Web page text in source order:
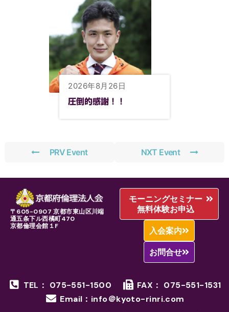
2026年8月26日
圧倒的感謝！！
PRV Event NXT Event
〒605-0907 京都市東山区川端
通五条下ル西橘町470
京都倫理会館１F
モーニングセミナー
無料体験お申込
入会案内
お問合せ
TEL： 075-551-1500
FAX： 075-551-1531
Email：info＠kyoto-rinri.com